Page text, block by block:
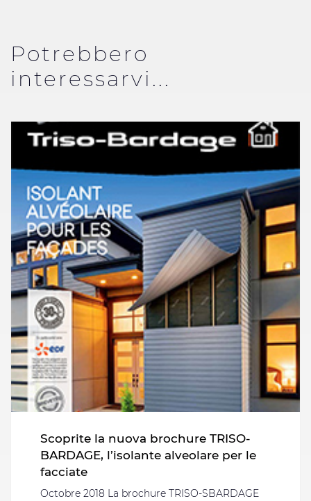
Potrebbero
interessarvi...
Scoprite la nuova brochure TRISO-
BARDAGE, l’isolante alveolare per le
facciate
Octobre 2018 La brochure TRISO-SBARDAGE